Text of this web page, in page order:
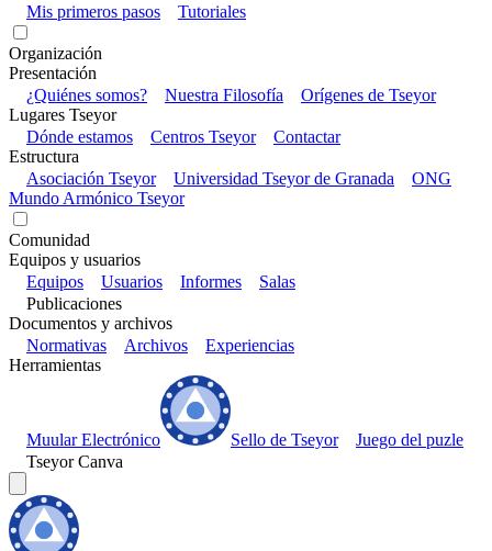
Mis primeros pasos
Tutoriales
Organización
Presentación
¿Quiénes somos?
Nuestra Filosofía
Orígenes de Tseyor
Lugares Tseyor
Dónde estamos
Centros Tseyor
Contactar
Estructura
Asociación Tseyor
Universidad Tseyor de Granada
ONG
Mundo Armónico Tseyor
Comunidad
Equipos y usuarios
Equipos
Usuarios Informes
Salas
Publicaciones
Documentos y archivos
Normativas
Archivos
Experiencias
Herramientas
Muular Electrónico Sello de Tseyor
Juego del puzle
Tseyor Canva